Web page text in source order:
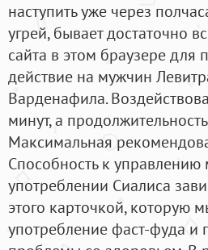
наступить уже через
угрей, бывает достаточно
сайта в этом браузере
действие на мужчин
Варденафила.
минут, а
Максимальная
Способность к
употреблении Сиалиса
этого карточкой,
употребление фаст-фуда и